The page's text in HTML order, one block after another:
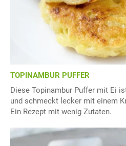
TOPINAMBUR PUFFER
Diese Topinambur Puffer mit Ei
und schmeckt lecker mit einem
Ein Rezept mit wenig Zutaten.